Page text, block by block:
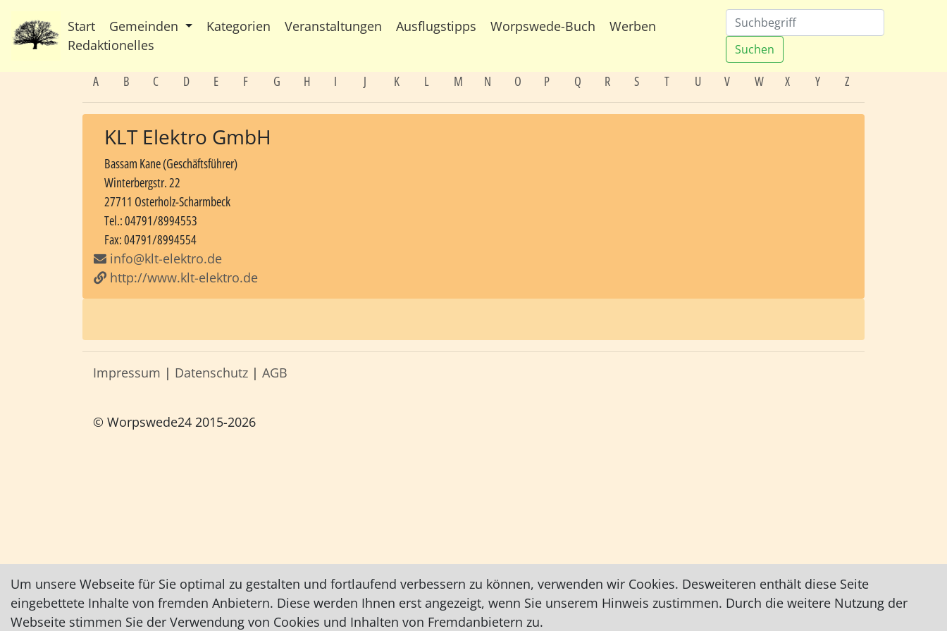
Start Gemeinden Kategorien Veranstaltungen Ausflugstipps Worpswede-Buch
Werben
Redaktionelles
Suchen
A B C D E F G H I J K L M N O P Q R S T U V W X Y Z
KLT Elektro GmbH
Bassam Kane (Geschäftsführer)
Winterbergstr. 22
27711 Osterholz-Scharmbeck
Tel.: 04791/8994553
Fax: 04791/8994554
info@klt-elektro.de
http://www.klt-elektro.de
Impressum | Datenschutz | AGB
© Worpswede24 2015-2026
Um unsere Webseite für Sie optimal zu gestalten und fortlaufend verbessern zu können, verwenden wir Cookies. Desweiteren enthält diese Seite
eingebettete Inhalte von fremden Anbietern. Diese werden Ihnen erst angezeigt, wenn Sie unserem Hinweis zustimmen. Durch die weitere Nutzung der
Webseite stimmen Sie der Verwendung von Cookies und Inhalten von Fremdanbietern zu.